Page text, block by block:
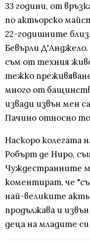
33 години, от
по актьорско
22-годишните
Бевърли
съм от техния
тежко
много от
извади извън мен
Пачино относно
Наскоро колегата
Робърт де Ниро,
Чуждестранните
коментират, че
най-великите
продължава и
деца на младите